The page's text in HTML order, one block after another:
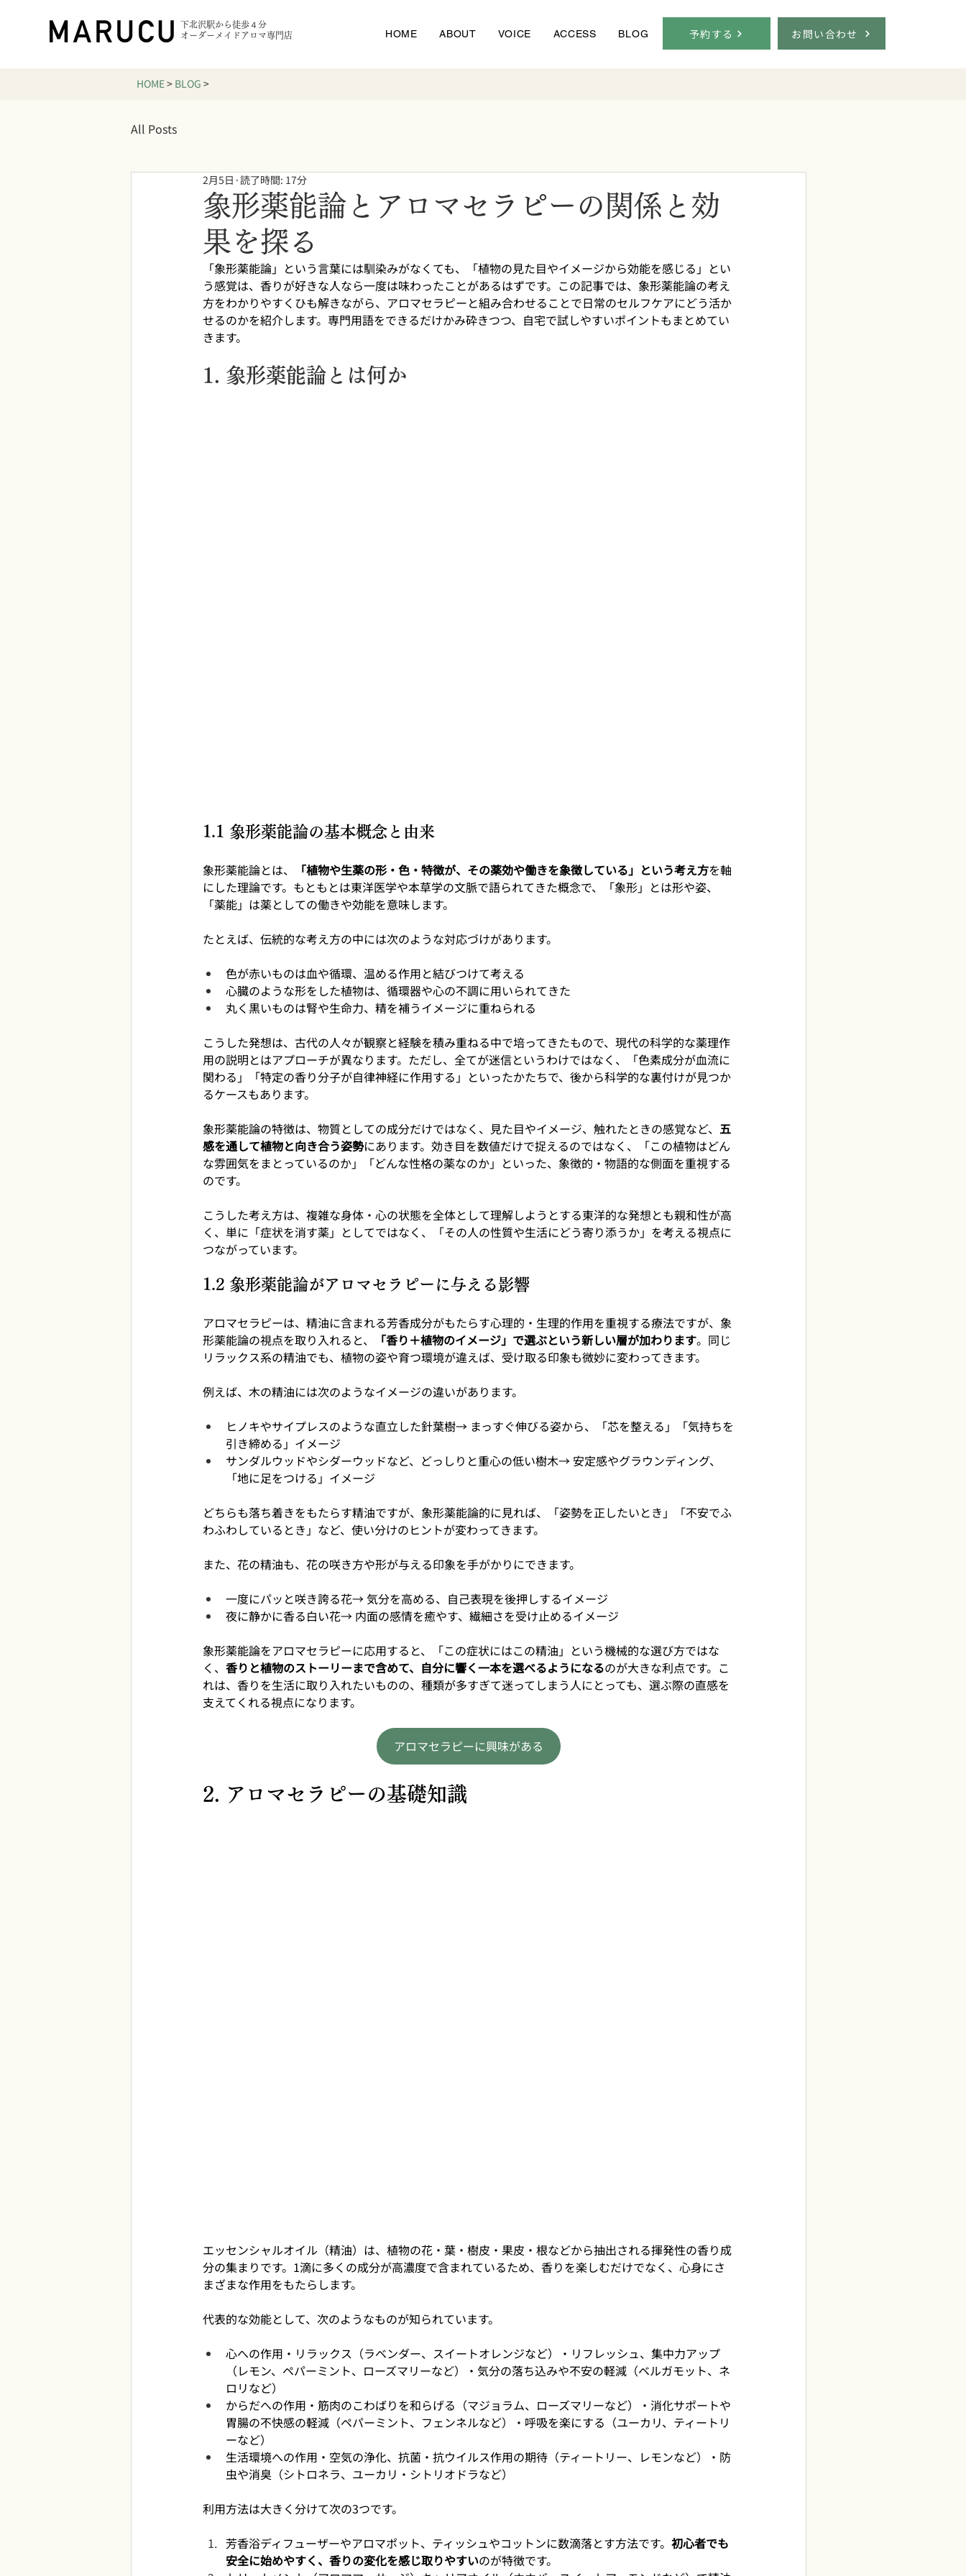
下北沢駅から徒歩４分
オーダーメイドアロマ専門店
HOME ABOUT VOICE ACCESS BLOG 予約する お問い合わせ
HOME> BLOG >
All Posts
象形薬能論とアロマセラピーの関係と効
果を探る
2月5日 読了時間: 17分
「象形薬能論」という言葉には馴染みがなくても、「植物の見た目やイメージから効能を感じる」とい
う感覚は、香りが好きな人なら一度は味わったことがあるはずです。この記事では、象形薬能論の考え
方をわかりやすくひも解きながら、アロマセラピーと組み合わせることで日常のセルフケアにどう活か
せるのかを紹介します。専門用語をできるだけかみ砕きつつ、自宅で試しやすいポイントもまとめてい
きます。
1. 象形薬能論とは何か
1.1 象形薬能論の基本概念と由来
象形薬能論とは、 「植物や生薬の形・色・特徴が、その薬効や働きを象徴している」という考え方を軸
にした理論です。もともとは東洋医学や本草学の文脈で語られてきた概念で、「象形」とは形や姿、
「薬能」は薬としての働きや効能を意味します。
たとえば、伝統的な考え方の中には次のような対応づけがあります。
色が赤いものは血や循環、温める作用と結びつけて考える
心臓のような形をした植物は、循環器や心の不調に用いられてきた
丸く黒いものは腎や生命力、精を補うイメージに重ねられる
こうした発想は、古代の人々が観察と経験を積み重ねる中で培ってきたもので、現代の科学的な薬理作
用の説明とはアプローチが異なります。ただし、全てが迷信というわけではなく、「色素成分が血流に
関わる」「特定の香り分子が自律神経に作用する」といったかたちで、後から科学的な裏付けが見つか
るケースもあります。
象形薬能論の特徴は、物質としての成分だけではなく、見た目やイメージ、触れたときの感覚など、 五
感を通して植物と向き合う姿勢にあります。効き目を数値だけで捉えるのではなく、「この植物はどん
な雰囲気をまとっているのか」「どんな性格の薬なのか」といった、象徴的・物語的な側面を重視する
のです。
こうした考え方は、複雑な身体・心の状態を全体として理解しようとする東洋的な発想とも親和性が高
く、単に「症状を消す薬」としてではなく、「その人の性質や生活にどう寄り添うか」を考える視点に
つながっています。
1.2 象形薬能論がアロマセラピーに与える影響
アロマセラピーは、精油に含まれる芳香成分がもたらす心理的・生理的作用を重視する療法ですが、象
形薬能論の視点を取り入れると、
「香り＋植物のイメージ」で選ぶという新しい層が加わります。同じ
リラックス系の精油でも、植物の姿や育つ環境が違えば、受け取る印象も微妙に変わってきます。
例えば、木の精油には次のようなイメージの違いがあります。
ヒノキやサイプレスのような直立した針葉樹→ まっすぐ伸びる姿から、「芯を整える」「気持ちを
引き締める」イメージ
サンダルウッドやシダーウッドなど、どっしりと重心の低い樹木→ 安定感やグラウンディング、
「地に足をつける」イメージ
どちらも落ち着きをもたらす精油ですが、象形薬能論的に見れば、「姿勢を正したいとき」「不安でふ
わふわしているとき」など、使い分けのヒントが変わってきます。
また、花の精油も、花の咲き方や形が与える印象を手がかりにできます。
一度にパッと咲き誇る花→ 気分を高める、自己表現を後押しするイメージ
夜に静かに香る白い花→ 内面の感情を癒やす、繊細さを受け止めるイメージ
象形薬能論をアロマセラピーに応用すると、「この症状にはこの精油」という機械的な選び方ではな
く、 香りと植物のストーリーまで含めて、自分に響く一本を選べるようになるのが大きな利点です。こ
れは、香りを生活に取り入れたいものの、種類が多すぎて迷ってしまう人にとっても、選ぶ際の直感を
支えてくれる視点になります。
アロマセラピーに興味がある
2. アロマセラピーの基礎知識
エッセンシャルオイル（精油）は、植物の花・葉・樹皮・果皮・根などから抽出される揮発性の香り成
分の集まりです。1滴に多くの成分が高濃度で含まれているため、香りを楽しむだけでなく、心身にさ
まざまな作用をもたらします。
代表的な効能として、次のようなものが知られています。
心への作用・リラックス（ラベンダー、スイートオレンジなど）・リフレッシュ、集中力アップ
（レモン、ペパーミント、ローズマリーなど）・気分の落ち込みや不安の軽減（ベルガモット、ネ
ロリなど）
からだへの作用・筋肉のこわばりを和らげる（マジョラム、ローズマリーなど）・消化サポートや
胃腸の不快感の軽減（ペパーミント、フェンネルなど）・呼吸を楽にする（ユーカリ、ティートリ
ーなど）
生活環境への作用・空気の浄化、抗菌・抗ウイルス作用の期待（ティートリー、レモンなど）・防
虫や消臭（シトロネラ、ユーカリ・シトリオドラなど）
利用方法は大きく分けて次の3つです。
芳香浴ディフューザーやアロマポット、ティッシュやコットンに数滴落とす方法です。 初心者でも
安全に始めやすく、香りの変化を感じ取りやすいのが特徴です。